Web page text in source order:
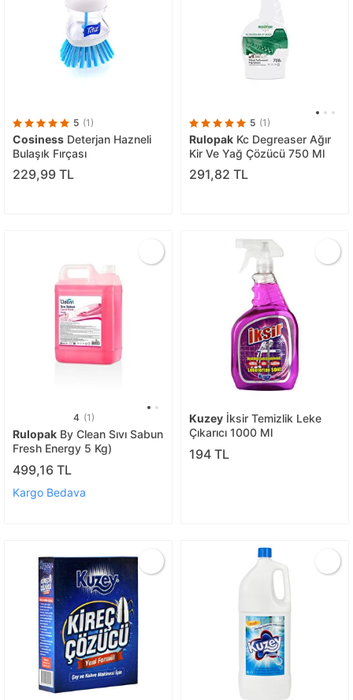
5 (1)
Cosiness Deterjan Hazneli
Bulaşık Fırçası
229,99 TL
5 (1)
Rulopak Kc Degreaser Ağır
Kir Ve Yağ Çözücü 750 Ml
291,82 TL
4 (1)
Rulopak By Clean Sıvı Sabun
Fresh Energy 5 Kg)
499,16 TL
Kargo Bedava
Kuzey İksir Temizlik Leke
Çıkarıcı 1000 Ml
194 TL